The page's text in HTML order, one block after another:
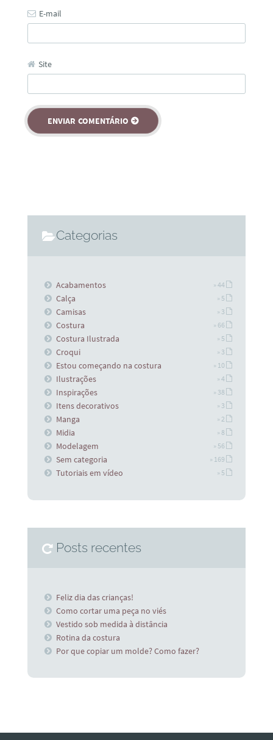
E-mail
Site
Categorias
Acabamentos » 44
Calça » 5
Camisas » 3
Costura » 66
Costura Ilustrada » 5
Croqui » 3
Estou começando na costura » 10
Ilustrações » 4
Inspirações » 38
Itens decorativos » 3
Manga » 2
Midia » 8
Modelagem » 56
Sem categoria » 169
Tutoriais em vídeo » 5
Posts recentes
Feliz dia das crianças!
Como cortar uma peça no viés
Vestido sob medida à distância
Rotina da costura
Por que copiar um molde? Como fazer?